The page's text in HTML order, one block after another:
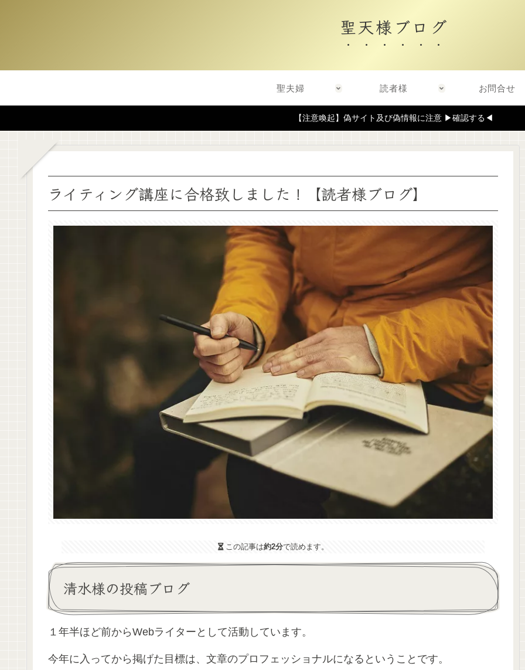
聖天様ブログ
聖夫婦 読者様 お問合せ
【注意喚起】偽サイト及び偽情報に注意 ▶確認する◀
ライティング講座に合格致しました！【読者様ブログ】
この記事は約2分で読めます。
清水様の投稿ブログ
１年半ほど前からWebライターとして活動しています。
今年に入ってから掲げた目標は、文章のプロフェッショナルになるということです。